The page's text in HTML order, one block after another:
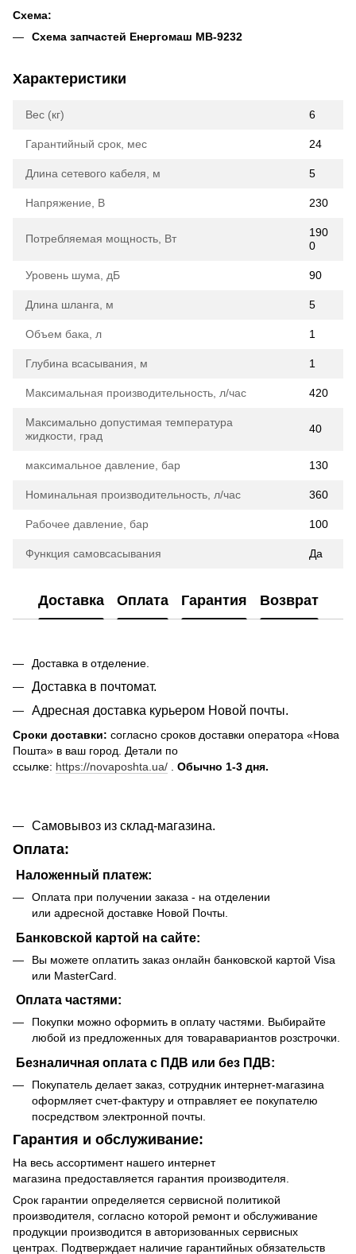
Схема:
Схема запчастей Енергомаш МВ-9232
Характеристики
Вес (кг) 6
Гарантийный срок, мес 24
Длина сетевого кабеля, м 5
Напряжение, В 230
Потребляемая мощность, Вт
190
0
Уровень шума, дБ 90
Длина шланга, м 5
Объем бака, л 1
Глубина всасывания, м 1
Максимальная производительность, л/час 420
Максимально допустимая температура
жидкости, град
40
максимальное давление, бар 130
Номинальная производительность, л/час 360
Рабочее давление, бар 100
Функция самовсасывания Да
Доставка Оплата Гарантия Возврат
Доставка в отделение.
Доставка в почтомат.
Адресная доставка курьером Новой почты.
Сроки доставки: согласно сроков доставки оператора «Нова
Пошта» в ваш город. Детали по
ссылке: https://novaposhta.ua/ Обычно 1-3 дня.
Самовывоз из склад-магазина.
Оплата:
Наложенный платеж:
Оплата при получении заказа - на отделении
или адресной доставке Новой Почты.
Банковской картой на сайте:
Вы можете оплатить заказ онлайн банковской картой Visa
или MasterCard.
Оплата частями:
Покупки можно оформить в оплату частями. Выбирайте
любой из предложенных для товаравариантов розстрочки.
Безналичная оплата с ПДВ или без ПДВ:
Покупатель делает заказ, сотрудник интернет-магазина
оформляет счет-фактуру и отправляет ее покупателю
посредством электронной почты.
Гарантия и обслуживание:
На весь ассортимент нашего интернет
магазина предоставляется гарантия производителя.
Срок гарантии определяется сервисной политикой
производителя, согласно которой ремонт и обслуживание
продукции производится в авторизованных сервисных
центрах. Подтверждает наличие гарантийных обязательств